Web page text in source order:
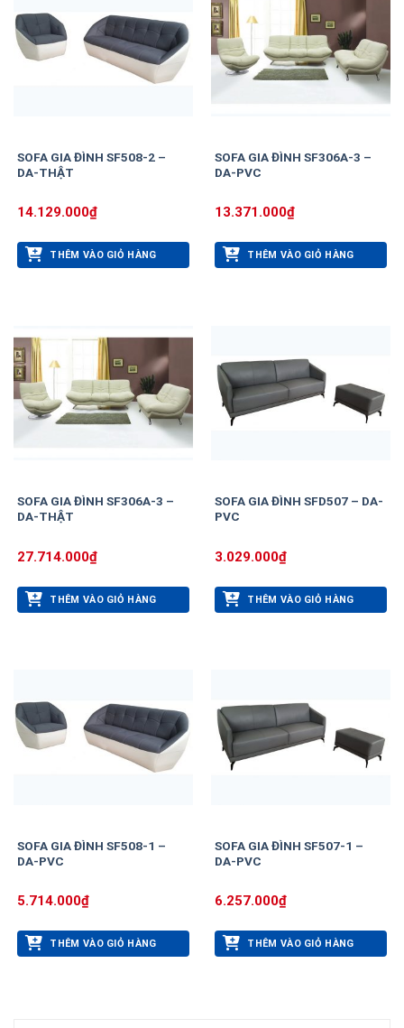
SOFA GIA ĐÌNH SF508-2 –
DA-THẬT
14.129.000₫
THÊM VÀO GIỎ HÀNG
SOFA GIA ĐÌNH SF306A-3 –
DA-PVC
13.371.000₫
THÊM VÀO GIỎ HÀNG
SOFA GIA ĐÌNH SF306A-3 –
DA-THẬT
27.714.000₫
THÊM VÀO GIỎ HÀNG
SOFA GIA ĐÌNH SFD507 – DA-
PVC
3.029.000₫
THÊM VÀO GIỎ HÀNG
SOFA GIA ĐÌNH SF508-1 –
DA-PVC
5.714.000₫
THÊM VÀO GIỎ HÀNG
SOFA GIA ĐÌNH SF507-1 –
DA-PVC
6.257.000₫
THÊM VÀO GIỎ HÀNG